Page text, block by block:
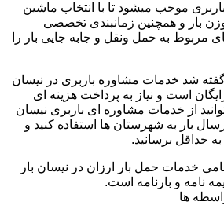
موجب میشود تا با انتخاب ماشین
بار و همچنین زمانبندی تخصصی
مربوط به حمل ونقل و جابه جایی بار را
شد خدمات مشاوره باربری در نیسان
است و نیاز به پرداخت هزینه ای
از خدمات مشاوره ای باربری نیسان
بار به شهرستان ها استفاده کنید و
حداقل برسانید.
خدمات حمل بار ارزان در نیسان بار
نامه و بارنامه است.
ها